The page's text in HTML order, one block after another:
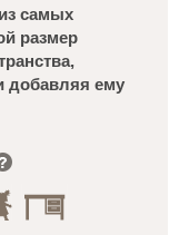
самых
размер
добавляя ему